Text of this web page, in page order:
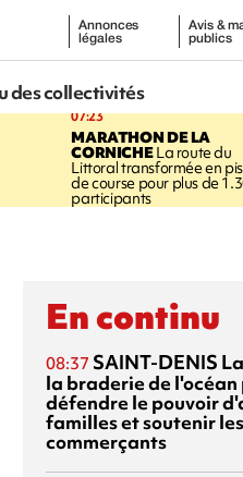
Annonces
légales
Avis &
publics
des collectivités
07:23
MARATHON DE LA
CORNICHELa route du
Littoral transformée en
de course pour plus de
participants
En continu
08:37 SAINT-DENIS
la braderie de l'océan
défendre le pouvoir
familles et soutenir les
commerçants